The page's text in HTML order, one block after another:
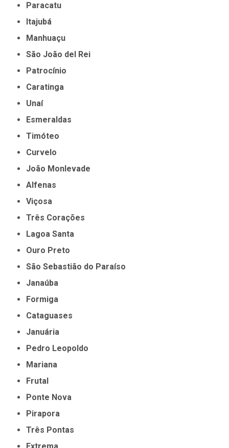
Paracatu
Itajubá
Manhuaçu
São João del Rei
Patrocínio
Caratinga
Unaí
Esmeraldas
Timóteo
Curvelo
João Monlevade
Alfenas
Viçosa
Três Corações
Lagoa Santa
Ouro Preto
São Sebastião do Paraíso
Janaúba
Formiga
Cataguases
Januária
Pedro Leopoldo
Mariana
Frutal
Ponte Nova
Pirapora
Três Pontas